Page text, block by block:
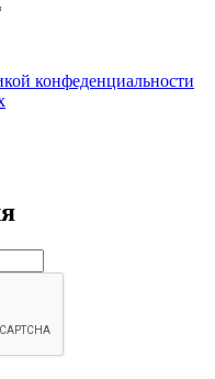
конфеденциальности